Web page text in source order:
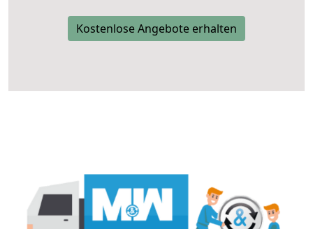
Kostenlose Angebote erhalten